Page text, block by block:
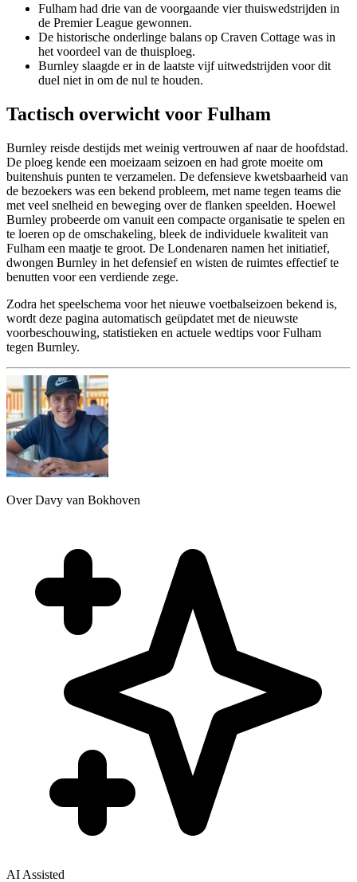
Fulham had drie van de voorgaande vier thuiswedstrijden in
de Premier League gewonnen.
De historische onderlinge balans op Craven Cottage was in
het voordeel van de thuisploeg.
Burnley slaagde er in de laatste vijf uitwedstrijden voor dit
duel niet in om de nul te houden.
Tactisch overwicht voor Fulham
Burnley reisde destijds met weinig vertrouwen af naar de hoofdstad.
De ploeg kende een moeizaam seizoen en had grote moeite om
buitenshuis punten te verzamelen. De defensieve kwetsbaarheid van
de bezoekers was een bekend probleem, met name tegen teams die
met veel snelheid en beweging over de flanken speelden. Hoewel
Burnley probeerde om vanuit een compacte organisatie te spelen en
te loeren op de omschakeling, bleek de individuele kwaliteit van
Fulham een maatje te groot. De Londenaren namen het initiatief,
dwongen Burnley in het defensief en wisten de ruimtes effectief te
benutten voor een verdiende zege.
Zodra het speelschema voor het nieuwe voetbalseizoen bekend is,
wordt deze pagina automatisch geüpdatet met de nieuwste
voorbeschouwing, statistieken en actuele wedtips voor Fulham
tegen Burnley.
Over Davy van Bokhoven
AI Assisted